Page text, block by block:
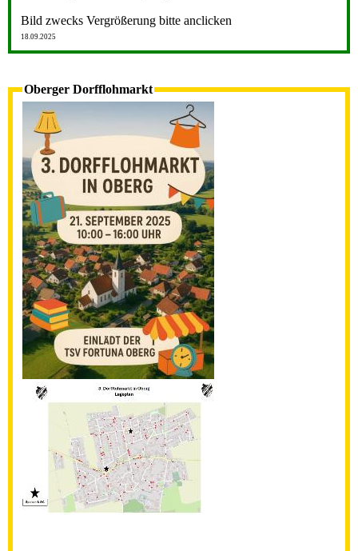
Bild zwecks Vergrößerung bitte anclicken
18.09.2025
Oberger Dorfflohmarkt